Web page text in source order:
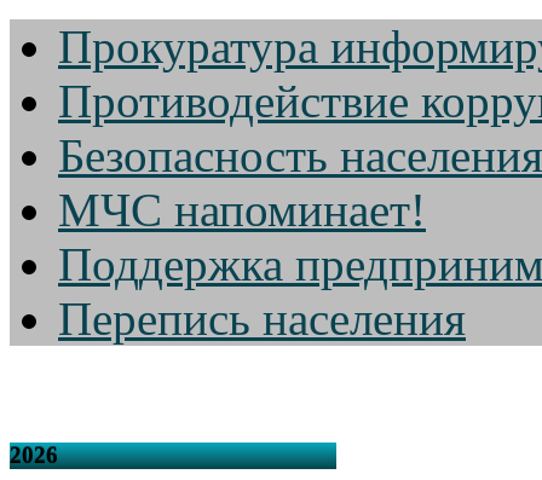
Прокуратура
Противодействие
Безопасность населения
МЧС напоминает!
Поддержка
Перепись населения
2026